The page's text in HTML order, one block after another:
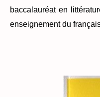
baccalauréat en
enseignement du